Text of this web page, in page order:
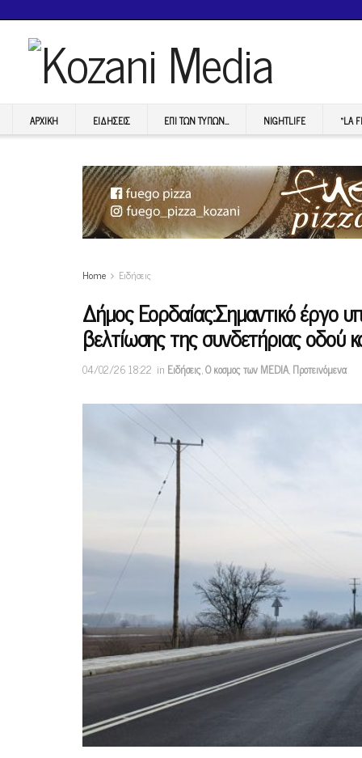
ΑΡΧΙΚΉ ΕΙΔΉΣΕΙΣ ΕΠI ΤΩΝ ΤΥΠΩΝ… NIGHTLIFE “LA
Home Ειδήσεις
Δήμος Εορδαίας:Σημαντικό έργο
βελτίωσης της συνδετήριας οδού
04/02/26 18:22 in Ειδήσεις,Ο κοσμος των MEDIA,Προτεινόμενα